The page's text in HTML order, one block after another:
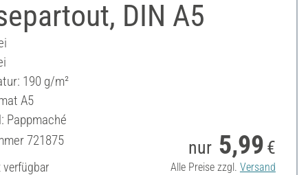
DIN A5
190 g/m²
A5
Pappmaché
721875
verfügbar
nur 5,99 €
Alle Preise zzgl. Versand